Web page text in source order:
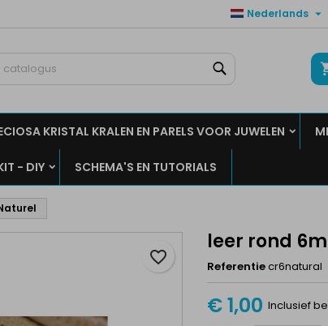
Nederlands 
KRISTAL KRALEN EN PARELS VOOR JUWELEN
- DIY SCHEMA'S EN TUTORIALS
leer rond
Referentiecr6natural
€ 1,00 Inclusief
favorite_border
producten in uw verlanglijst op te slaan.
Annuleren Inloggen